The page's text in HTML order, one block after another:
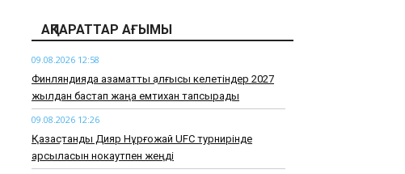
АҚПАРАТТАР АҒЫМЫ
09.08.2026 12:58
Финляндияда азаматтық алғысы келетіндер 2027
жылдан бастап жаңа емтихан тапсырады
09.08.2026 12:26
Қазақстандық Дияр Нұрғожай UFC турнирінде
қарсыласын нокаутпен жеңді